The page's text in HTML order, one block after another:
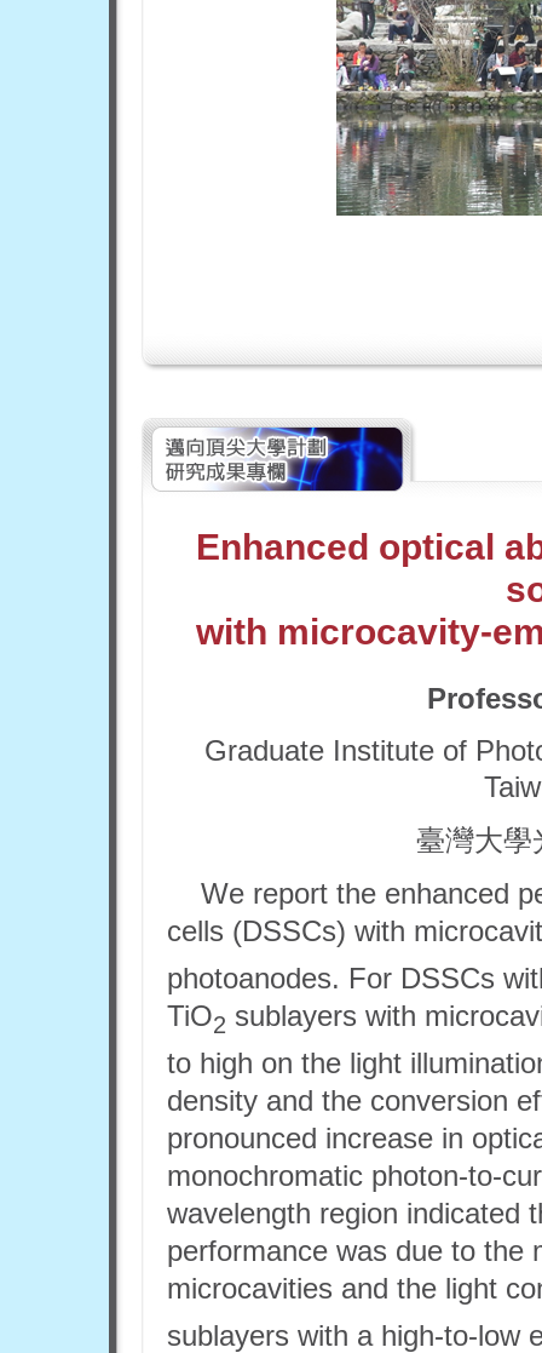
Enhanced optical
with microcavity-
Graduate Institute of
臺灣大學
We report the enhanced
cells (DSSCs) with
photoanodes. For DSSCs
TiO2 sublayers with
to high on the light
density and the conversion
pronounced increase in
monochromatic photon-to-
wavelength region indicated
performance was due to the
microcavities and the light
sublayers with a high-to-low